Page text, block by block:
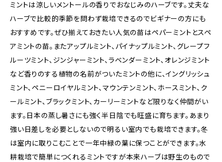
ミントは涼しいメントールの香りでおなじみのハーブです。丈夫な
ハーブで比較的季節を問わず栽培できるのでビギナーの方にも
おすすめです。ぜひ揃えておきたい人気の苗はペパーミントとスペ
アミントの苗。またアップルミント、パイナップルミント、グレープフ
ルーツミント、ジンジャーミント、ラベンダーミント、オレンジミント
など香りのする植物の名前がついたミントの他に、イングリッシュ
ミント、ペニーロイヤルミント、マウンテンミント、ホースミント、ク
ールミント、ブラックミント、カーリーミントなど限りなく仲間がい
ます。日本の蒸し暑さにも強く半日陰でも旺盛に育ちます。あまり
強い日差しを必要としないので明るい室内でも栽培できます。冬
は室内に取りこむことで一年中緑の葉に保つことができます。水
耕栽培で簡単につくれるミントですが本来ハーブは野生のもので